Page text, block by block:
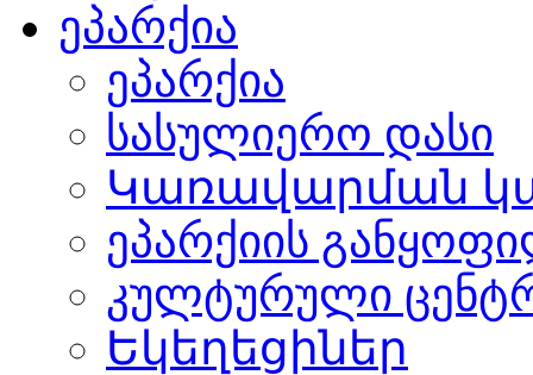
ეპარქია
ეპარქია
სასულიერო დასი
Կառավարման
ეპარქიის
კულტურული
Եկեղեցիներ